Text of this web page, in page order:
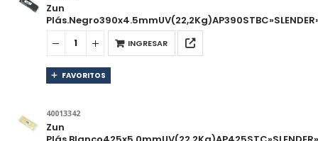
Zun
INGRESAR
FAVORITOS
40013342
Zun